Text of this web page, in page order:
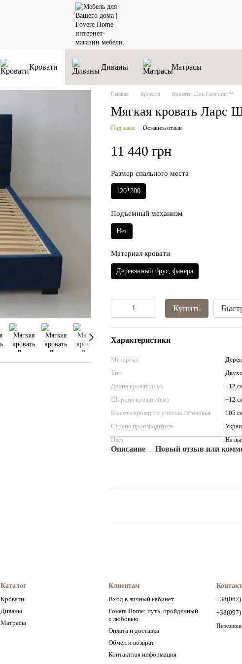
Кровати Диваны Матрасы
Главная Кровати Кровати Шик Галичина™
Мягкая кровать Ларс
Под заказ Оставить отзыв
11 440 грн
Размер спального места
120*200
Подъемный механизм
Нет
Материал кровати
Деревянный брус, фанера
Купить
Характеристики
Материал
Тип
Длина кровати(см)
+12
Ширина кровати(см)
+12
Высота кровати с учётом изголовья
105
Страна производитель
Цвет
На
Описание Новый отзыв или
Каталог
Кровати
Диваны
Матрасы
Клиентам
Вход в личный кабинет
Fovere Home: путь, пройденный
с любовью
Оплата и доставка
Обмен и возврат
Контактная информация